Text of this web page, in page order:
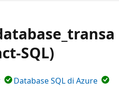
SQL)
Database SQL di Azure